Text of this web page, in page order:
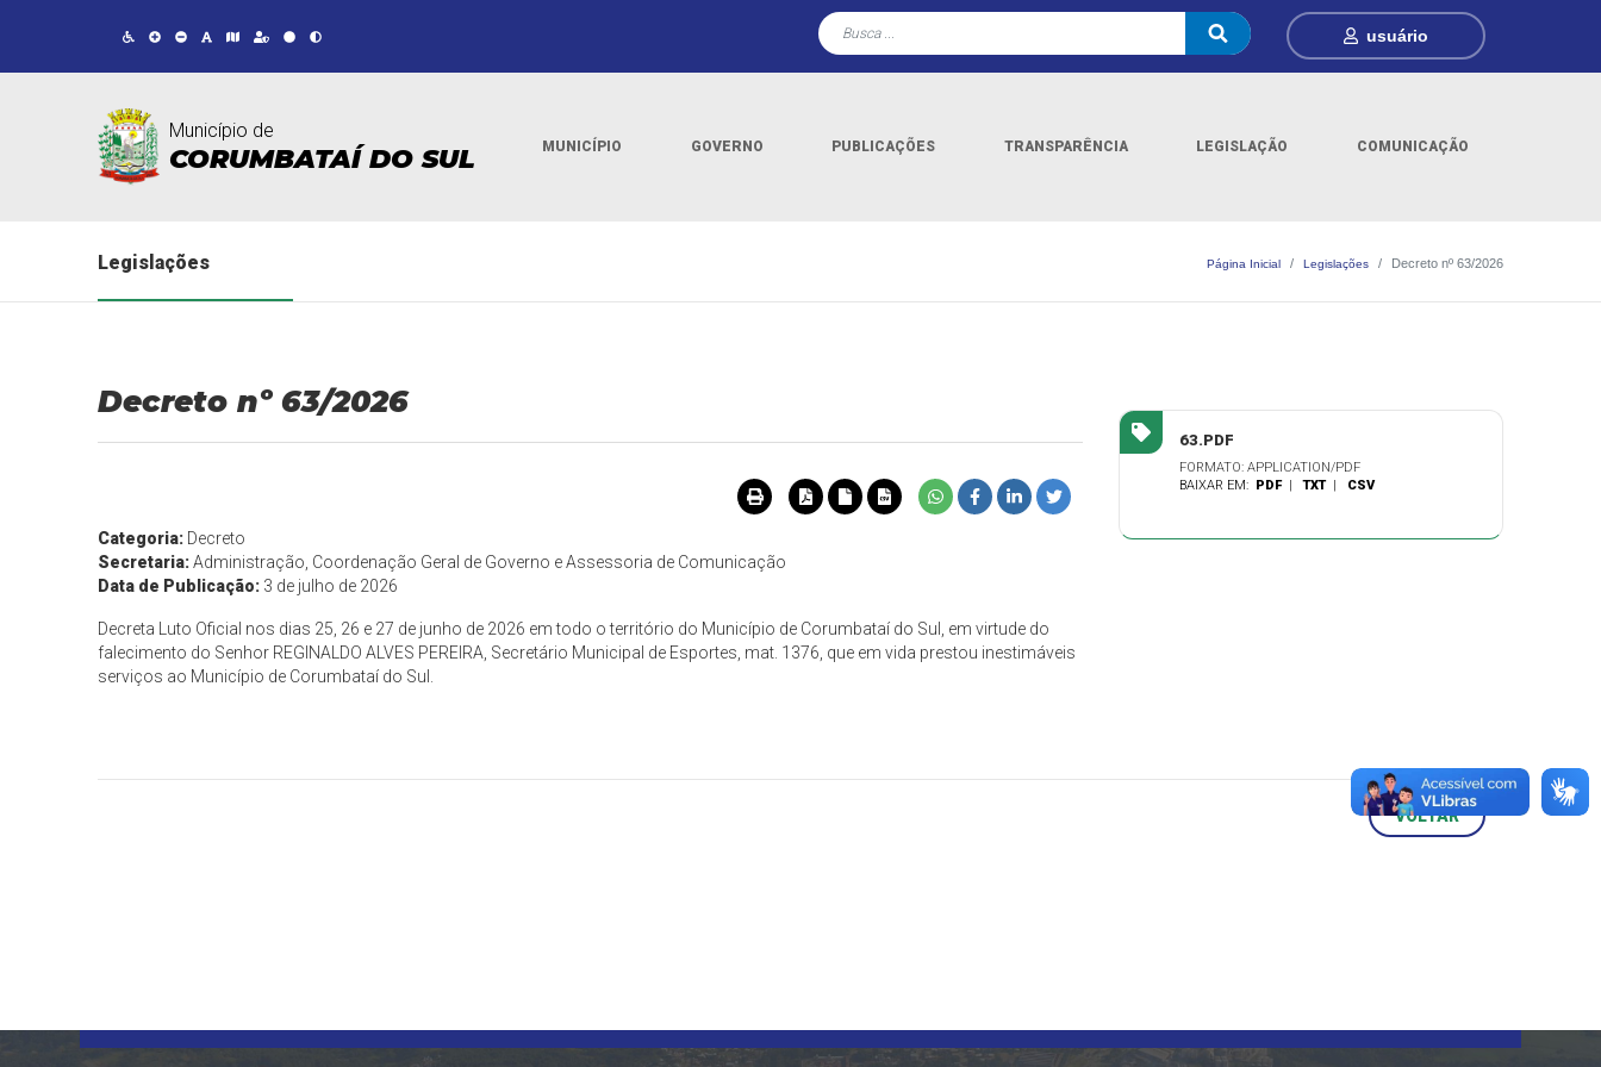
usuário
Município de
CORUMBATAÍ DO SUL MUNICÍPIO GOVERNO PUBLICAÇÕES TRANSPARÊNCIA LEGISLAÇÃO COMUNICAÇÃO
Legislações Página Inicial Legislações Decreto nº 63/2026
Decreto nº 63/2026
Categoria: Decreto
Secretaria:Administração, Coordenação Geral de Governo e Assessoria de Comunicação
Data de Publicação: 3 de julho de 2026
Decreta Luto Oficial nos dias 25, 26 e 27 de junho de 2026 em todo o território do Município de Corumbataí do Sul, em virtude do
falecimento do Senhor REGINALDO ALVES PEREIRA, Secretário Municipal de Esportes, mat. 1376, que em vida prestou inestimáveis
serviços ao Município de Corumbataí do Sul.
63.PDF
FORMATO: APPLICATION/PDF
BAIXAR EM: PDF |TXT | CSV
VOLTAR